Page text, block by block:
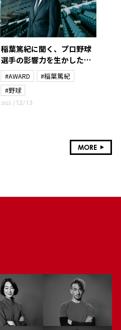
稲葉篤紀に聞く、プロ野球
選手の影響力を生かした北
海道日本ハムファイターズ
のスポーツ振興と地域課題
解決策
#AWARD
#稲葉篤紀
#野球
2023 /12/13
MORE